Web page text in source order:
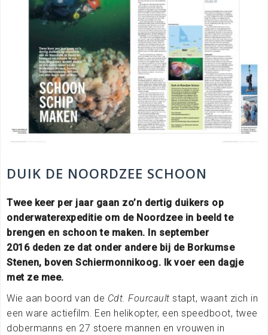
DUIK DE NOORDZEE SCHOON
Twee keer per jaar gaan zo’n dertig duikers op
onderwaterexpeditie om de Noordzee in beeld te
brengen en schoon te maken. In september
2016 deden ze dat onder andere bij de Borkumse
Stenen, boven Schiermonnikoog. Ik voer een dagje
met ze mee.
Wie aan boord van de Cdt. Fourcault stapt, waant zich in
een ware actiefilm. Een helikopter, een speedboot, twee
dobermanns en 27 stoere mannen en vrouwen in